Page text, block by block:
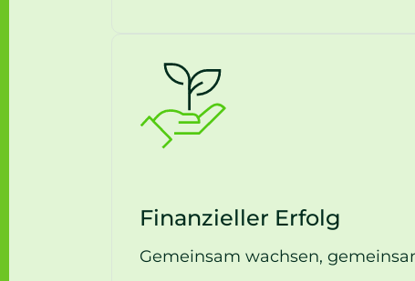
Finanzieller Erfolg
Gemeinsam wachsen,